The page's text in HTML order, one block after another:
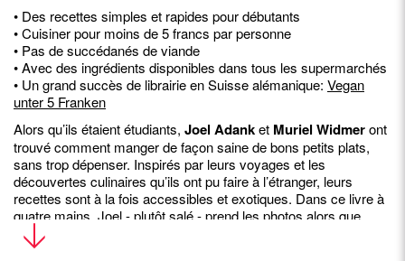
• Des recettes simples et rapides pour débutants
• Cuisiner pour moins de 5 francs par personne
• Pas de succédanés de viande
• Avec des ingrédients disponibles dans tous les supermarchés
• Un grand succès de librairie en Suisse alémanique: Vegan
unter 5 Franken
Alors qu’ils étaient étudiants, Joel Adanket Muriel Widmeront
trouvé comment manger de façon saine de bons petits plats,
sans trop dépenser. Inspirés par leurs voyages et les
découvertes culinaires qu’ils ont pu faire à l’étranger, leurs
recettes sont à la fois accessibles et exotiques. Dans ce livre à
quatre mains, Joel - plutôt salé - prend les photos alors que
Muriel - plutôt sucré - écrit les recettes. Ils vivent à Zurich, en
Suisse.